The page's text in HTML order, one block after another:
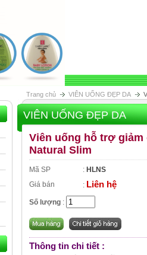
Trang chủ VIÊN UỐNG ĐẸP DA
VIÊN UỐNG ĐẸP DA
Viên uống hỗ trợ giảm
Natural Slim
Mã SP : HLNS
Giá bán
: Liên hệ
Số lượng :
Thông tin chi tiết :